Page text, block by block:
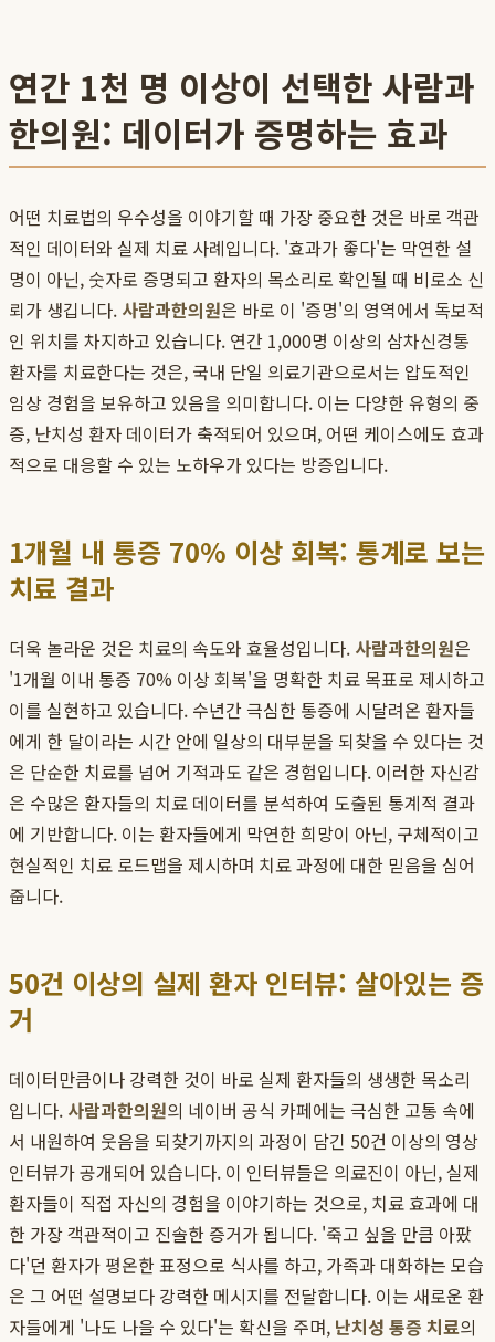
연간 1천 명 이상이 선택한 사람과
한의원: 데이터가 증명하는 효과
어떤 치료법의 우수성을 이야기할 때 가장 중요한 것은 바로 객관
적인 데이터와 실제 치료 사례입니다. '효과가 좋다'는 막연한 설
명이 아닌, 숫자로 증명되고 환자의 목소리로 확인될 때 비로소 신
뢰가 생깁니다. 사람과한의원은 바로 이 '증명'의 영역에서 독보적
인 위치를 차지하고 있습니다. 연간 1,000명 이상의 삼차신경통
환자를 치료한다는 것은, 국내 단일 의료기관으로서는 압도적인
임상 경험을 보유하고 있음을 의미합니다. 이는 다양한 유형의 중
증, 난치성 환자 데이터가 축적되어 있으며, 어떤 케이스에도 효과
적으로 대응할 수 있는 노하우가 있다는 방증입니다.
1개월 내 통증 70% 이상 회복: 통계로 보는
치료 결과
더욱 놀라운 것은 치료의 속도와 효율성입니다. 사람과한의원은
'1개월 이내 통증 70% 이상 회복'을 명확한 치료 목표로 제시하고
이를 실현하고 있습니다. 수년간 극심한 통증에 시달려온 환자들
에게 한 달이라는 시간 안에 일상의 대부분을 되찾을 수 있다는 것
은 단순한 치료를 넘어 기적과도 같은 경험입니다. 이러한 자신감
은 수많은 환자들의 치료 데이터를 분석하여 도출된 통계적 결과
에 기반합니다. 이는 환자들에게 막연한 희망이 아닌, 구체적이고
현실적인 치료 로드맵을 제시하며 치료 과정에 대한 믿음을 심어
줍니다.
50건 이상의 실제 환자 인터뷰: 살아있는 증
거
데이터만큼이나 강력한 것이 바로 실제 환자들의 생생한 목소리
입니다. 사람과한의원의 네이버 공식 카페에는 극심한 고통 속에
서 내원하여 웃음을 되찾기까지의 과정이 담긴 50건 이상의 영상
인터뷰가 공개되어 있습니다. 이 인터뷰들은 의료진이 아닌, 실제
환자들이 직접 자신의 경험을 이야기하는 것으로, 치료 효과에 대
한 가장 객관적이고 진솔한 증거가 됩니다. '죽고 싶을 만큼 아팠
다'던 환자가 평온한 표정으로 식사를 하고, 가족과 대화하는 모습
은 그 어떤 설명보다 강력한 메시지를 전달합니다. 이는 새로운 환
자들에게 '나도 나을 수 있다'는 확신을 주며, 난치성 통증 치료의